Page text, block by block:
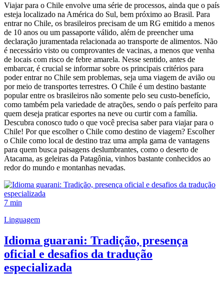
Viajar para o Chile envolve uma série de processos, ainda que o país
esteja localizado na América do Sul, bem próximo ao Brasil. Para
entrar no Chile, os brasileiros precisam de um RG emitido a menos
de 10 anos ou um passaporte válido, além de preencher uma
declaração juramentada relacionada ao transporte de alimentos. Não
é necessário visto ou comprovantes de vacinas, a menos que venha
de locais com risco de febre amarela. Nesse sentido, antes de
embarcar, é crucial se informar sobre os principais critérios para
poder entrar no Chile sem problemas, seja uma viagem de avião ou
por meio de transportes terrestres. O Chile é um destino bastante
popular entre os brasileiros não somente pelo seu custo-benefício,
como também pela variedade de atrações, sendo o país perfeito para
quem deseja praticar esportes na neve ou curtir com a família.
Descubra conosco tudo o que você precisa saber para viajar para o
Chile! Por que escolher o Chile como destino de viagem? Escolher
o Chile como local de destino traz uma ampla gama de vantagens
para quem busca paisagens deslumbrantes, como o deserto de
Atacama, as geleiras da Patagônia, vinhos bastante conhecidos ao
redor do mundo e montanhas nevadas.
7 min
Linguagem
Idioma guarani: Tradição, presença
oficial e desafios da tradução
especializada